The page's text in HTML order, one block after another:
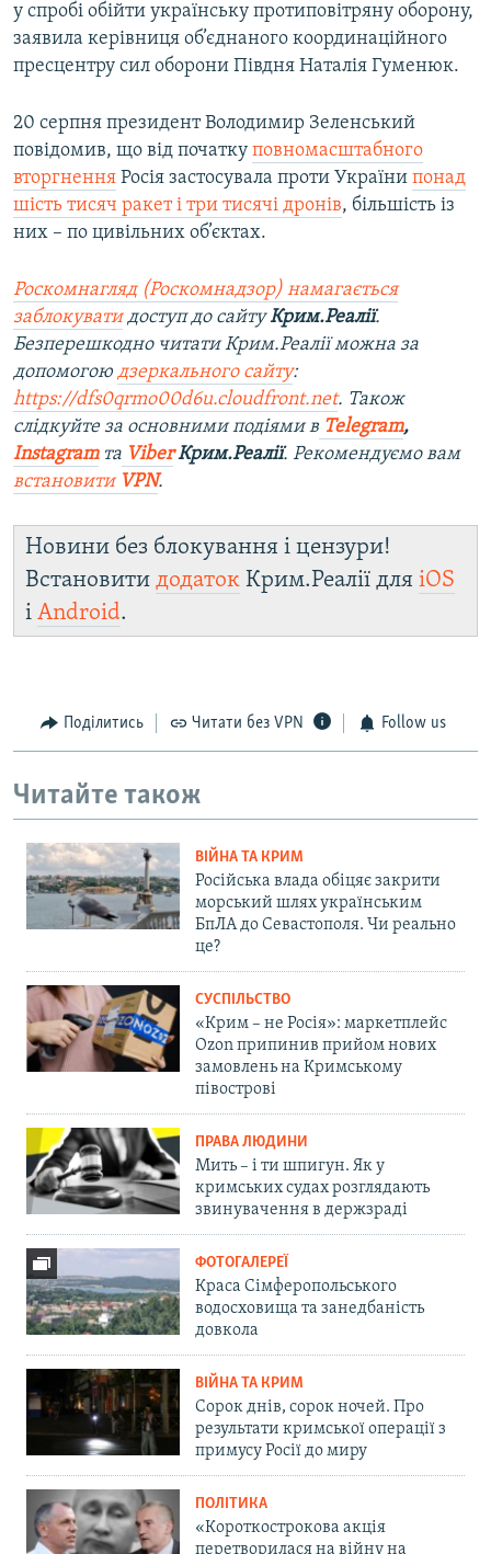
у спробі обійти українську протиповітряну оборону,
заявила керівниця об’єднаного координаційного
пресцентру сил оборони Півдня Наталія Гуменюк.
20 серпня президент Володимир Зеленський
повідомив, що від початку повномасштабного
вторгнення Росія застосувала проти України понад
шість тисяч ракет і три тисячі дронів, більшість із
них – по цивільних об’єктах.
Роскомнагляд (Роскомнадзор) намагається
заблокуватидоступ до сайтуКрим.Реалії.
Безперешкодно читати Крим.Реалії можна за
допомогою дзеркального сайту:
https://dfs0qrmo00d6u.cloudfront.net. Також
слідкуйте за основними подіями в Telegram,
Instagramта ViberКрим.Реалії. Рекомендуємо вам
встановити VPN.
Новини без блокування і цензури!
Встановити додаток Крим.Реалії для iOS
і Android.
Поділитись Читати без VPN Follow us
Читайте також
ВІЙНА ТА КРИМ
Російська влада обіцяє закрити
морський шлях українським
БпЛА до Севастополя. Чи реально
це?
СУСПІЛЬСТВО
«Крим – не Росія»: маркетплейс
Ozon припинив прийом нових
замовлень на Кримському
півострові
ПРАВА ЛЮДИНИ
Мить – і ти шпигун. Як у
кримських судах розглядають
звинувачення в держзраді
ФОТОГАЛЕРЕЇ
Краса Сімферопольського
водосховища та занедбаність
довкола
ВІЙНА ТА КРИМ
Сорок днів, сорок ночей. Про
результати кримської операції з
примусу Росії до миру
ПОЛІТИКА
«Короткострокова акція
перетворилася на війну на